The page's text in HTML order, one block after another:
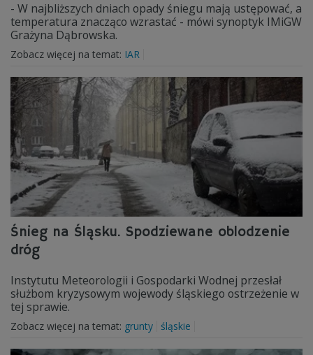
- W najbliższych dniach opady śniegu mają ustępować, a
temperatura znacząco wzrastać - mówi synoptyk IMiGW
Grażyna Dąbrowska.
Zobacz więcej na temat: IAR
Śnieg na Śląsku. Spodziewane oblodzenie
dróg
Instytutu Meteorologii i Gospodarki Wodnej przesłał
służbom kryzysowym wojewody śląskiego ostrzeżenie w
tej sprawie.
Zobacz więcej na temat: grunty śląskie